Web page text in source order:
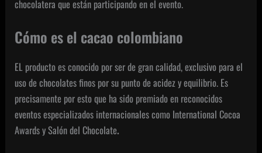
chocolatera que están participando en el evento.
Cómo es el cacao colombiano
EL producto es conocido por ser de gran calidad, exclusivo para el
uso de chocolates finos por su punto de acidez y equilibrio. Es
precisamente por esto que ha sido premiado en reconocidos
eventos especializados internacionales como International Cocoa
Awards y Salón del Chocolate.